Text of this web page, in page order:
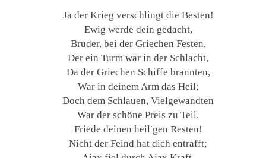
Ja der Krieg verschlingt die Besten!
Ewig werde dein gedacht,
Bruder, bei der Griechen Festen,
Der ein Turm war in der Schlacht,
Da der Griechen Schiffe brannten,
War in deinem Arm das Heil;
Doch dem Schlauen, Vielgewandten
War der schöne Preis zu Teil.
Friede deinen heil′gen Resten!
Nicht der Feind hat dich entrafft;